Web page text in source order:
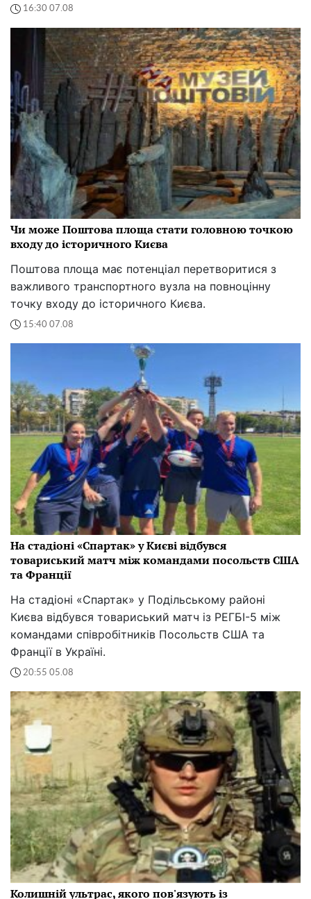
16:30 07.08
Чи може Поштова площа стати головною точкою
входу до історичного Києва
Поштова площа має потенціал перетворитися з
важливого транспортного вузла на повноцінну
точку входу до історичного Києва.
15:40 07.08
На стадіоні «Спартак» у Києві відбувся
товариський матч між командами посольств США
та Франції
На стадіоні «Спартак» у Подільському районі
Києва відбувся товариський матч із РЕГБІ-5 між
командами співробітників Посольств США та
Франції в Україні.
20:55 05.08
Колишній ультрас, якого пов'язують із